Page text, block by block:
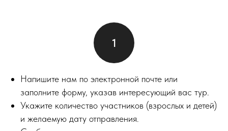
Напишите нам по электронной почте или
заполните форму, указав интересующий вас тур.
Укажите количество участников (взрослых и детей)
и желаемую дату отправления.